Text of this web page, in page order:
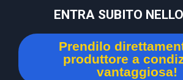
ENTRA SUBITO
Prendilo
produttore a
vantaggiosa!